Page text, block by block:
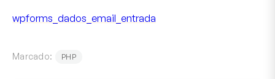
wpforms_dados_email_entrada
Marcado: PHP